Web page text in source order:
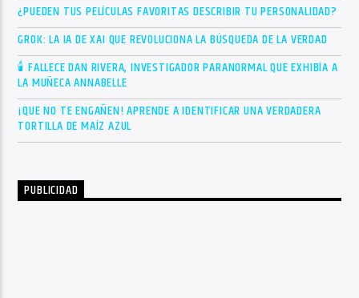
¿PUEDEN TUS PELÍCULAS FAVORITAS DESCRIBIR TU PERSONALIDAD?
GROK: LA IA DE XAI QUE REVOLUCIONA LA BÚSQUEDA DE LA VERDAD
🕯 FALLECE DAN RIVERA, INVESTIGADOR PARANORMAL QUE EXHIBÍA A
LA MUÑECA ANNABELLE
¡QUE NO TE ENGAÑEN! APRENDE A IDENTIFICAR UNA VERDADERA
TORTILLA DE MAÍZ AZUL
PUBLICIDAD